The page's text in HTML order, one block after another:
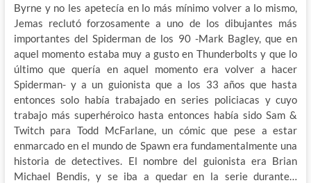
Byrne y no les apetecía en lo más mínimo volver a lo mismo,
Jemas reclutó forzosamente a uno de los dibujantes más
importantes del Spiderman de los 90 -Mark Bagley, que en
aquel momento estaba muy a gusto en Thunderbolts y que lo
último que quería en aquel momento era volver a hacer
Spiderman- y a un guionista que a los 33 años que hasta
entonces solo había trabajado en series policiacas y cuyo
trabajo más superhéroico hasta entonces había sido Sam &
Twitch para Todd McFarlane, un cómic que pese a estar
enmarcado en el mundo de Spawn era fundamentalmente una
historia de detectives. El nombre del guionista era Brian
Michael Bendis, y se iba a quedar en la serie durante…